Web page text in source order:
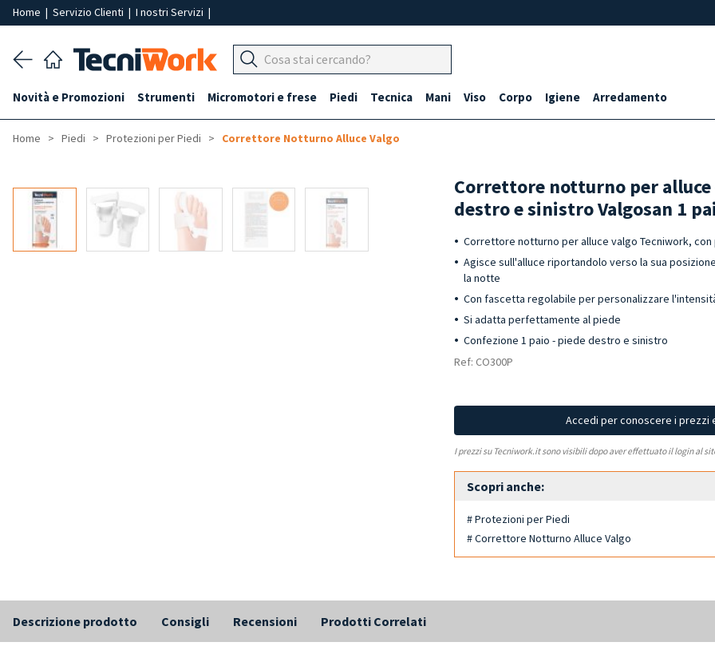
Home | Servizio Clienti | I nostri Servizi |
Novità e Promozioni Strumenti Micromotori e frese Piedi Tecnica Mani Viso Corpo Igiene Arredamento
Home Piedi Protezioni per Piedi Correttore Notturno Alluce Valgo
Correttore notturno per
destro e sinistro Valgosan 1
Correttore notturno per alluce valgo Tecniwork,
Agisce sull'alluce riportandolo verso la sua
la notte
Con fascetta regolabile per personalizzare
Si adatta perfettamente al piede
Confezione 1 paio - piede destro e sinistro
Ref: CO300P
Accedi per conoscere i prezzi
I prezzi su Tecniwork.it sono visibili dopo aver effettuato il login al
Scopri anche:
# Protezioni per Piedi
# Correttore Notturno Alluce Valgo
Descrizione prodotto Consigli Recensioni Prodotti Correlati